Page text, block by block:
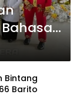
Bintang
Barito